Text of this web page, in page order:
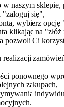
w naszym sklepie,
"zaloguj się",
wybierz opcję
klikając na
pozwoli Ci
realizacji
ponownego
zakupach,